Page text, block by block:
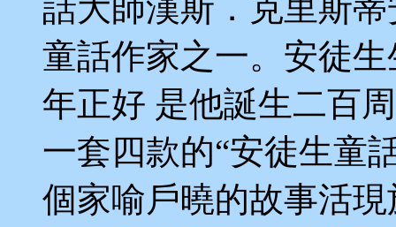
話大師漢斯．克里斯
童話作家之一。安徒
年正好 是他誕生二百
一套四款的“安徒生童
個家喻戶曉的故事活